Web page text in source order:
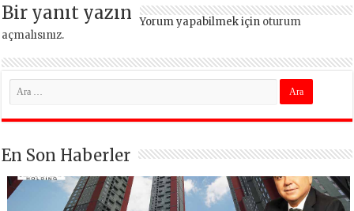
Bir yanıt yazın Yorum yapabilmek için oturum
açmalısınız.
En Son Haberler